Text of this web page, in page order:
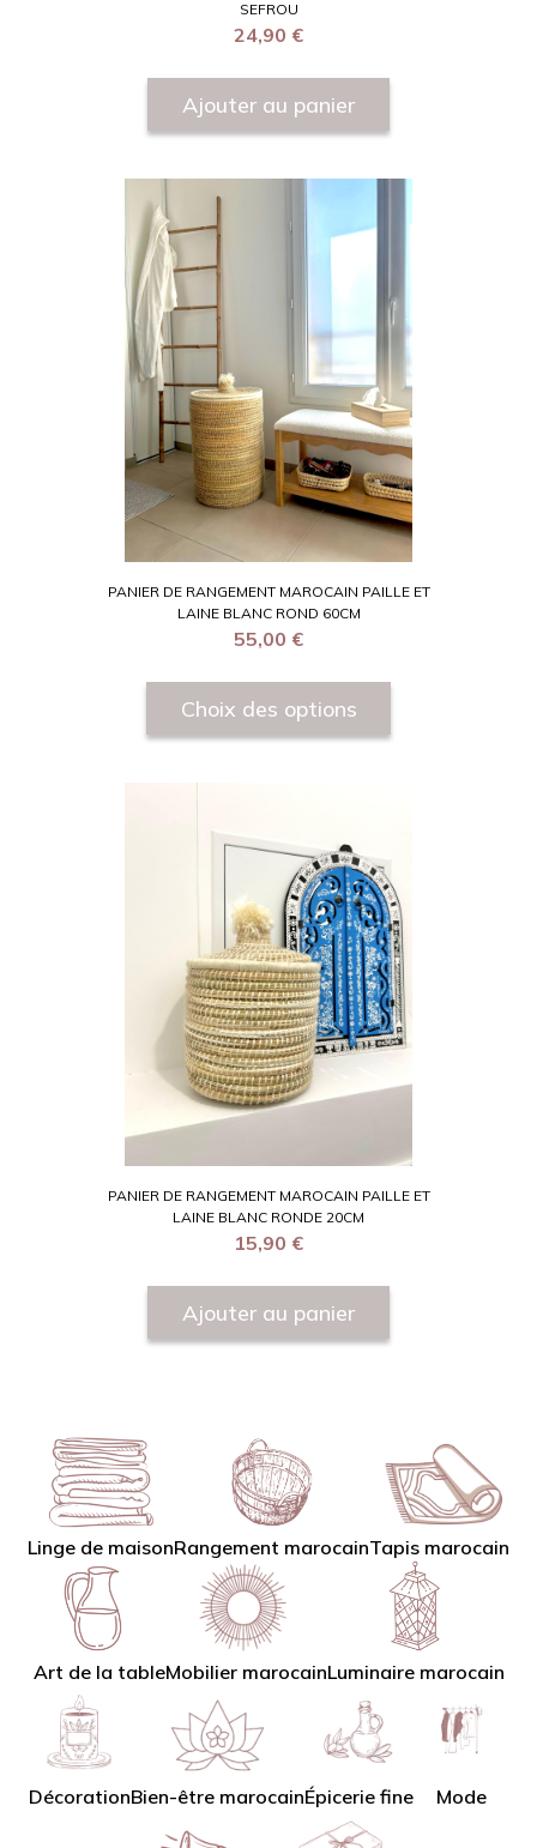
SEFROU
24,90 €
Ajouter au panier
PANIER DE RANGEMENT MAROCAIN PAILLE ET
LAINE BLANC ROND 60CM
55,00 €
Choix des options
PANIER DE RANGEMENT MAROCAIN PAILLE ET
LAINE BLANC RONDE 20CM
15,90 €
Ajouter au panier
Linge de maisonRangement marocainTapis marocain
Art de la tableMobilier marocainLuminaire marocain
DécorationBien-être marocainÉpicerie fine Mode